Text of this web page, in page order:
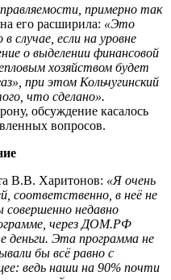
примерно так
его расширила: «Это
случае, если на уровне
о выделении финансовой
хозяйством будет
при этом Кольчугинский
что сделано».
обсуждение касалось
вопросов.
В.В. Харитонов: «Я очень
соответственно, в неё не
совершенно недавно
через ДОМ.РФ
деньги. Эта программа не
бы всё равно с
ведь наши на 90% почти